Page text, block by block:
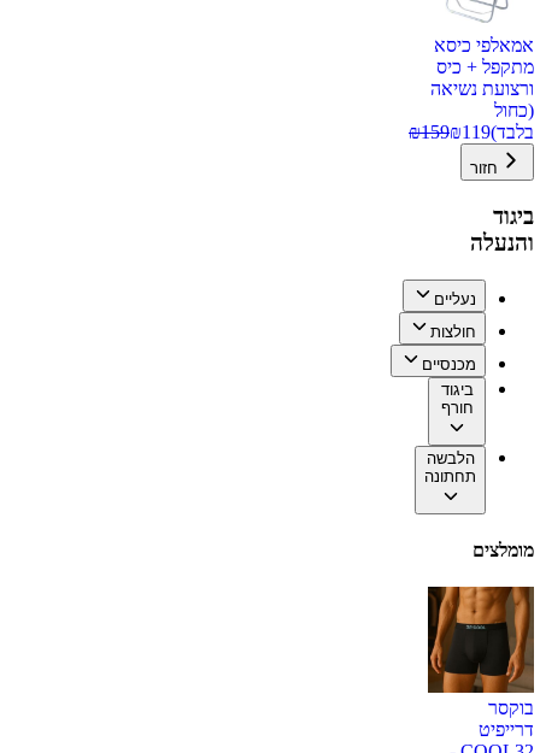
אמאלפי כיסא
מתקפל + כיס
ורצועת נשיאה
(כחול
בלבד)
₪119
₪159
חזור
ביגוד
והנעלה
נעליים
חולצות
מכנסיים
ביגוד
חורף
הלבשה
תחתונה
מומלצים
בוקסר
דרייפיט